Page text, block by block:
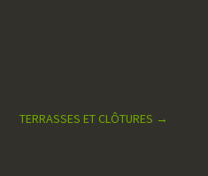
TERRASSES ET CLÔTURES →